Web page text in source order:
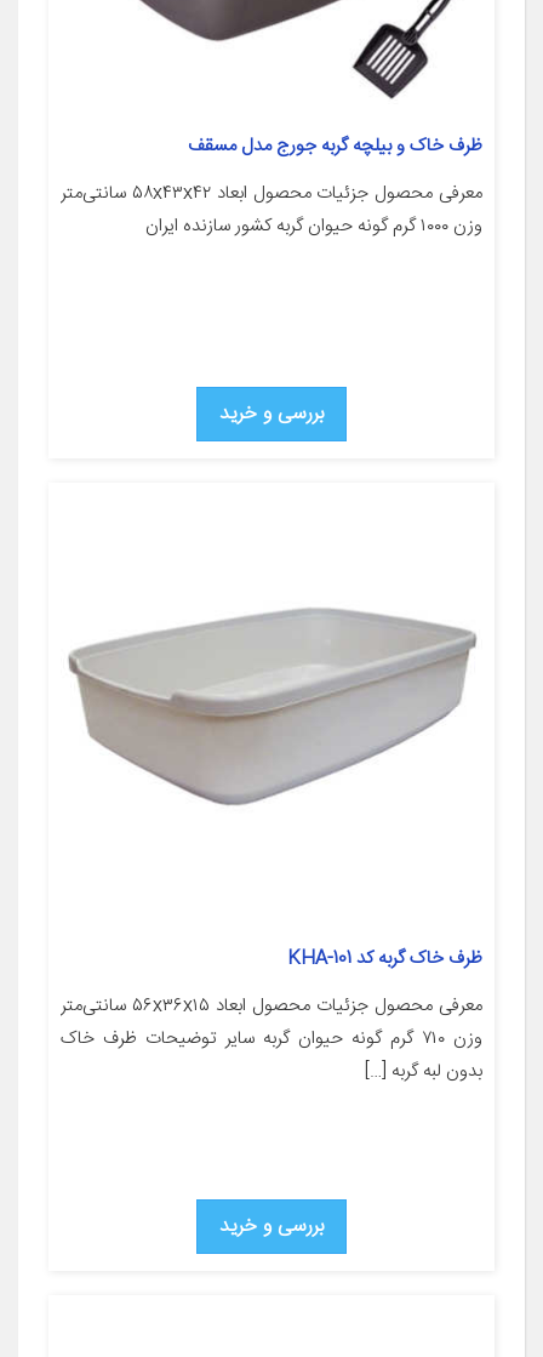
ظرف خاک و بیلچه گربه جورج مدل مسقف
معرفی محصول جزئیات محصول ابعاد ۵۸x۴۳x۴۲ سانتی‌متر
وزن ۱۰۰۰ گرم گونه حیوان گربه کشور سازنده ایران
بررسی و خرید
ظرف خاک گربه کد KHA-101
معرفی محصول جزئیات محصول ابعاد ۵۶x۳۶x۱۵ سانتی‌متر
وزن ۷۱۰ گرم گونه حیوان گربه سایر توضیحات ظرف خاک
بدون لبه گربه […]
بررسی و خرید